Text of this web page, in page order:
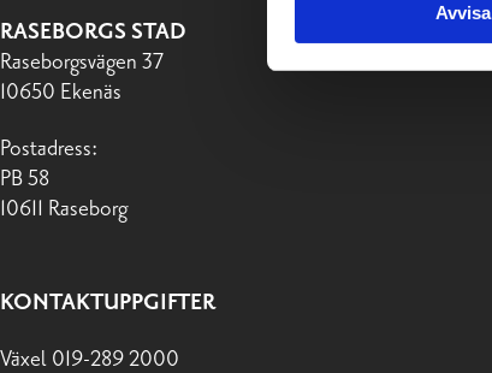
Avvisa
RASEBORGS STAD
Raseborgsvägen 37
10650 Ekenäs
Postadress:
PB 58
10611 Raseborg
KONTAKTUPPGIFTER
Växel 019-289 2000